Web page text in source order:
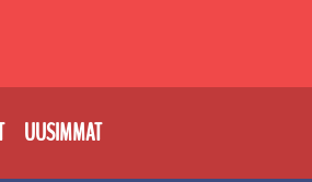
UUSIMMAT